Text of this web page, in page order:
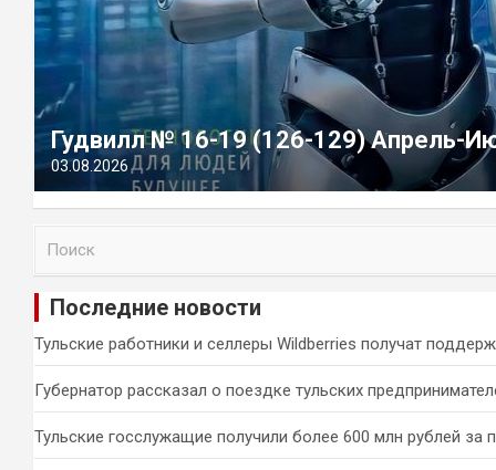
Гудвилл № 16-19 (126-129) Апрель-
03.08.2026
и
Последние новости
Тульские работники и селлеры Wildberries получат
Губернатор рассказал о поездке тульских
Тульские госслужащие получили более 600 млн рублей за